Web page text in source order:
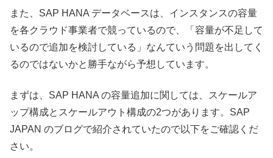
また、SAP HANA データベースは、インスタンスの容量
を各クラウド事業者で競っているので、「容量が不足して
いるので追加を検討している」なんていう問題を出してく
るのではないかと勝手ながら予想しています。
まずは、SAP HANA の容量追加に関しては、スケールア
ップ構成とスケールアウト構成の2つがあります。SAP
JAPAN のブログで紹介されていたので以下をご確認くだ
さい。